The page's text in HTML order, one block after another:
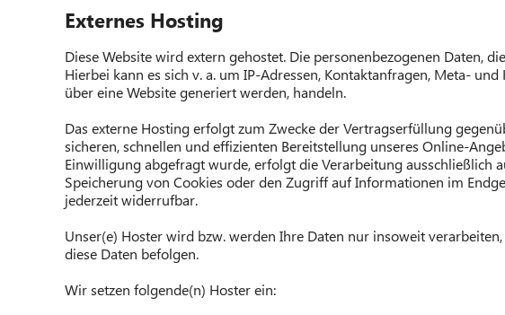
Externes Hosting
Diese Website wird extern gehostet. Die personenbezogenen Daten,
Hierbei kann es sich v. a. um IP-Adressen, Kontaktanfragen, Meta-
über eine Website generiert werden, handeln.
Das externe Hosting erfolgt zum Zwecke der Vertragserfüllung
sicheren, schnellen und effizienten Bereitstellung unseres Online-
Einwilligung abgefragt wurde, erfolgt die Verarbeitung ausschließlich
Speicherung von Cookies oder den Zugriff auf Informationen im
jederzeit widerrufbar.
Unser(e) Hoster wird bzw. werden Ihre Daten nur insoweit
diese Daten befolgen.
Wir setzen folgende(n) Hoster ein: